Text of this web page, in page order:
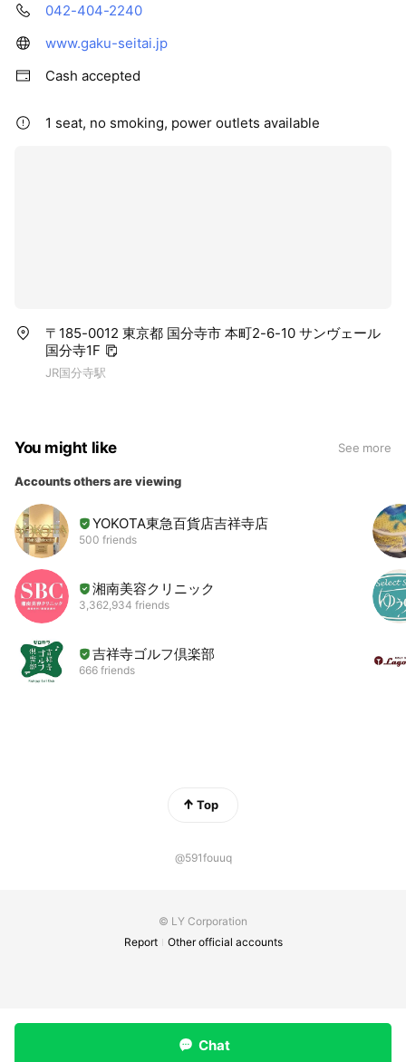
042-404-2240
www.gaku-seitai.jp
Cash accepted
1 seat, no smoking, power outlets available
〒185-0012 東京都 国分寺市 本町2-6-10 サンヴェール
国分寺1F
JR国分寺駅
You might like See more
Accounts others are viewing
YOKOTA東急百貨店吉祥寺店
500 friends
湘南美容クリニック
3,362,934 friends
吉祥寺ゴルフ倶楽部
666 friends
Top
@591fouuq
© LY Corporation
Report
Other official accounts
Chat